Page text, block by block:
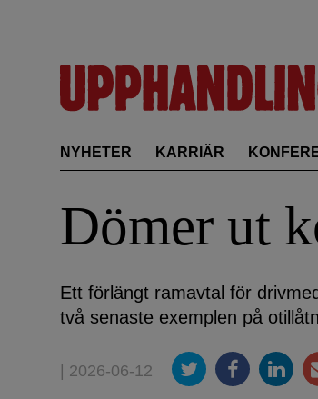
NYHETER KARRIÄR
Dömer ut
Ett förlängt ramavtal för
två senaste exemplen på
| 2026-06-12